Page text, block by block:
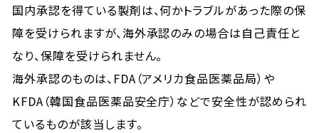
国内承認を得ている製剤は、何かトラブルがあった際の保
障を受けられますが、海外承認のみの場合は自己責任と
なり、保障を受けられません。
海外承認のものは、FDA（アメリカ食品医薬品局）や
KFDA（韓国食品医薬品安全庁）などで安全性が認められ
ているものが該当します。